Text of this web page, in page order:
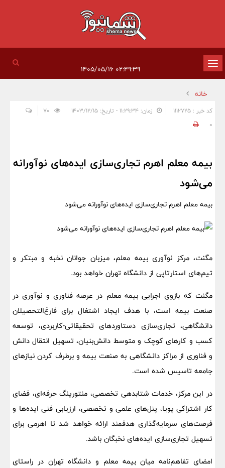
تغییر
وضعیت
ناوبری
۰۲:۴۹:۳۹ ۱۴۰۵/۰۵/۱۶
خانه
کد خبر : 1112725 زمان: ۱۱:۲۹:۳۴ - تاریخ: ۱۴۰۳/۱۲/۱۵
0
بیمه معلم اهرم تجاری‌سازی ایده‌های نوآورانه
می‌شود
بیمه معلم اهرم تجاری‌سازی ایده‌های نوآورانه می‌شود
مگنت، مرکز نوآوری بیمه معلم، میزبان جوانان نخبه و مبتکر و
تیم‌های استارتاپی از دانشگاه تهران خواهد بود.
مگنت که بازوی اجرایی بیمه معلم در عرصه فناوری و نوآوری در
صنعت بیمه است، با هدف ایجاد اشتغال برای فارغ‌التحصیلان
دانشگاهی، تجاری‌سازی دستاوردهای تحقیقاتی-کاربردی، توسعه
کسب و کارهای کوچک و متوسط دانش‌بنیان، تسهیل انتقال دانش
و فناوری از مراکز دانشگاهی به صنعت بیمه و برطرف کردن نیازهای
جامعه تاسیس شده است.
در این مرکز، خدمات شتابدهی تخصصی، منتورینگ حرفه‌ای، فضای
کار اشتراکی پویا، پنل‌های علمی و تخصصی، ارزیابی فنی ایده‌ها و
فرصت‌های سرمایه‌گذاری هدفمند ارائه خواهد شد تا اهرمی برای
تسهیل تجاری‌سازی ایده‌های نخبگان باشد.
امضای تفاهم‌نامه میان بیمه معلم و دانشگاه تهران در راستای